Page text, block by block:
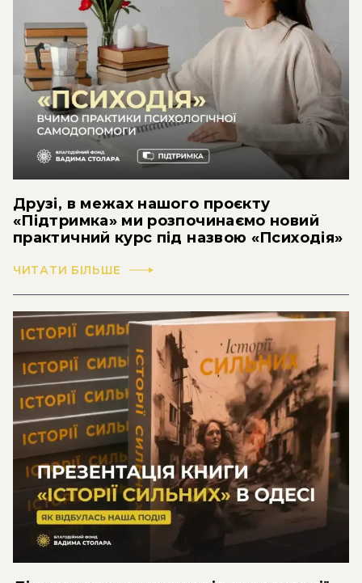
Друзі, в межах нашого проєкту
«Підтримка» ми розпочинаємо новий
практичний курс під назвою «Психодія»
ЧИТАТИ БІЛЬШЕ